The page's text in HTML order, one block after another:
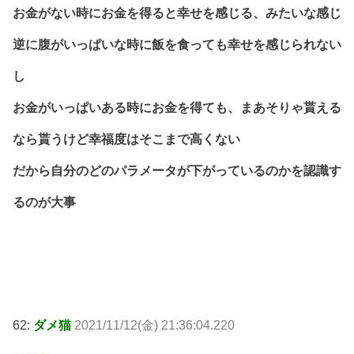
お金がない時にお金を得ると幸せを感じる、みたいな感じ
逆に腹がいっぱいな時に飯を食っても幸せを感じられない
し
お金がいっぱいある時にお金を得ても、まあそりゃ貰える
なら貰うけど幸福度はそこまで高くない
だから自分のどのパラメータが下がっているのかを認識す
るのが大事
62: ダメ猫 2021/11/12(金) 21:36:04.220